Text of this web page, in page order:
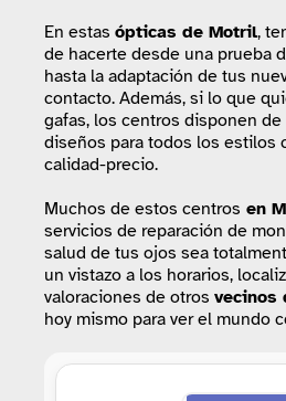
En estas ópticas de Motril,
de hacerte desde una prueba
hasta la adaptación de tus
contacto. Además, si lo que
gafas, los centros disponen
diseños para todos los estilos
calidad-precio.
Muchos de estos centros en
servicios de reparación de
salud de tus ojos sea
un vistazo a los horarios,
valoraciones de otros vecinos
hoy mismo para ver el mundo